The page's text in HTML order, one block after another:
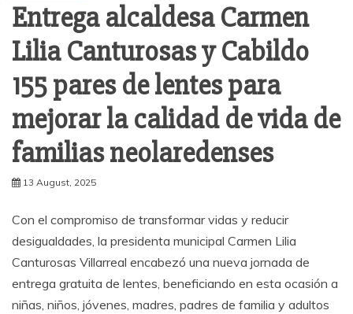
Entrega alcaldesa Carmen
Lilia Canturosas y Cabildo
155 pares de lentes para
mejorar la calidad de vida de
familias neolaredenses
13 August, 2025
Con el compromiso de transformar vidas y reducir
desigualdades, la presidenta municipal Carmen Lilia
Canturosas Villarreal encabezó una nueva jornada de
entrega gratuita de lentes, beneficiando en esta ocasión a
niñas, niños, jóvenes, madres, padres de familia y adultos